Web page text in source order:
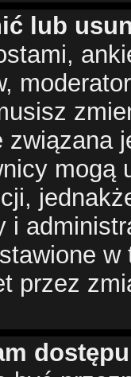
lub
związana
i
przez